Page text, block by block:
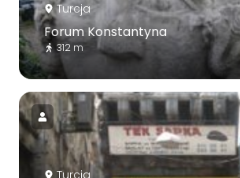
Turcja
Forum Konstantyna
312 m